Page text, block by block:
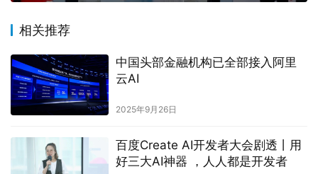
相关推荐
中国头部金融机构已全部接入阿里
云AI
2025年9月26日
百度Create AI开发者大会剧透丨用
好三大AI神器 ，人人都是开发者